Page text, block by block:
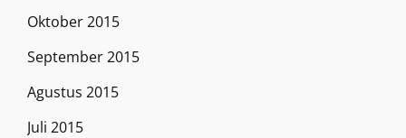
Oktober 2015
September 2015
Agustus 2015
Juli 2015